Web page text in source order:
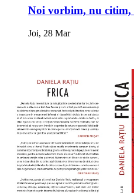
Noi vorbim, nu
Joi, 28 Mar